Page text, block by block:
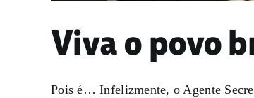
Viva o povo
Pois é… Infelizmente, o Agente